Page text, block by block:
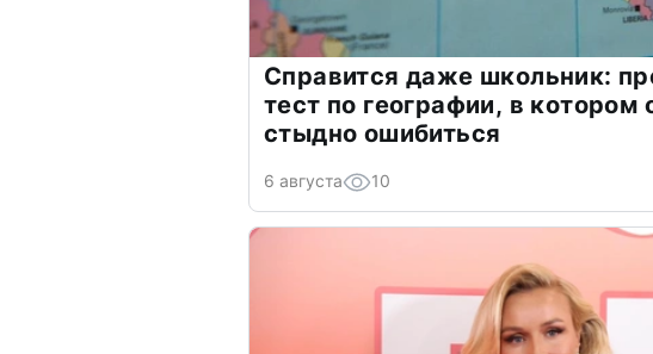
Справится даже школьник:
тест по географии, в котором
стыдно ошибиться
6 августа 10